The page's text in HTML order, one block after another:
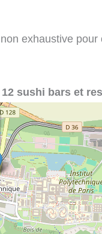
exhaustive
12 sushi bars et